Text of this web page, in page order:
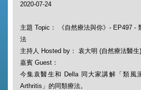
2020-07-24
主題 Topic： 《自然療法與你》- EP497 -
法
主持人 Hosted by： 袁大明 (自然療法醫生
嘉賓 Guest：
今集袁醫生和 Della 同大家講解「類風
Arthritis」的同類療法。